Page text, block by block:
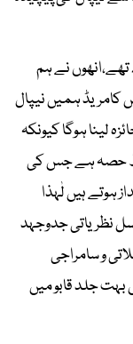
نے ہم
کامریڈ ہمیں نیپال
لینا ہوگا کیونکہ
حصہ ہے جس کی
ہوتے ہیں لٰہذا
نظریاتی جدوجہد
و سامراجی
جلد قابو میں